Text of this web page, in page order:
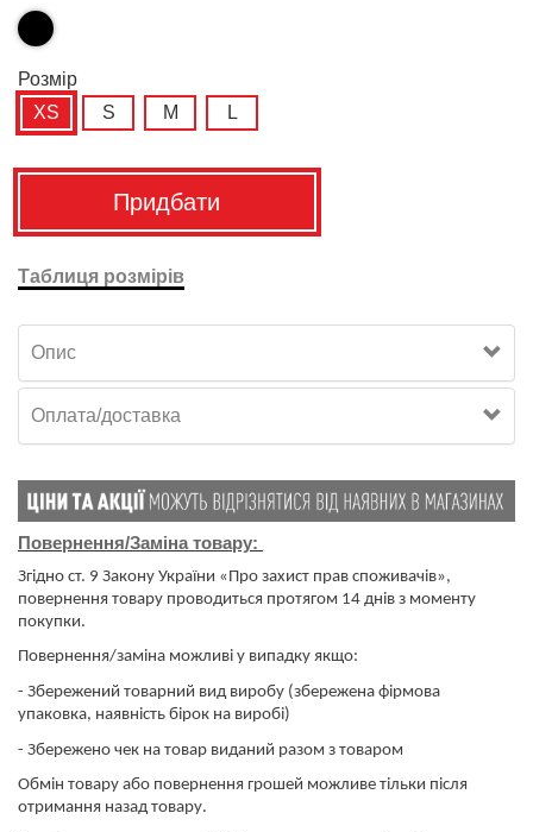
Розмiр
XS
S M L
Придбати
Таблиця розмірів
Опис
Оплата/доставка
Повернення/Заміна товару:
Згідно ст. 9 Закону України «Про захист прав споживачів»,
повернення товару проводиться протягом 14 днів з моменту
покупки.
Повернення/заміна можливі у випадку якщо:
- Збережений товарний вид виробу (збережена фірмова
упаковка, наявність бірок на виробі)
- Збережено чек на товар виданий разом з товаром
Обмін товару або повернення грошей можливе тільки після
отримання назад товару.